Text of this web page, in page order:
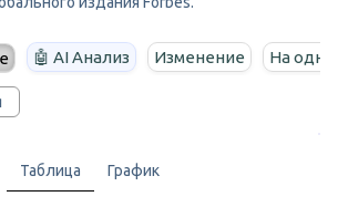
🤖 AI Анализ Изменение На
Таблица График